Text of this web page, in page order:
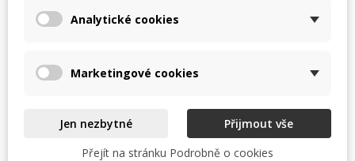
používání. Plastová střenka zaručí bezpečné a pohodlné
používání.
Vidlice na maso 18 cm
Analytické cookies
Marketingové cookies
Jen nezbytné
Přijmout vše
Přejít na stránku Podrobně o cookies